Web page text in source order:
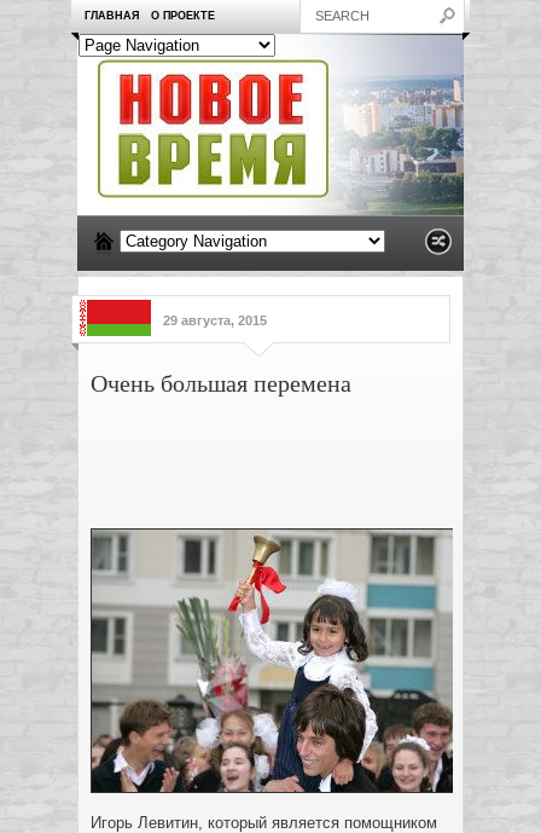
ГЛАВНАЯ О ПРОЕКТЕ
29 августа, 2015
Очень большая перемена
Игорь Левитин, который является помощником